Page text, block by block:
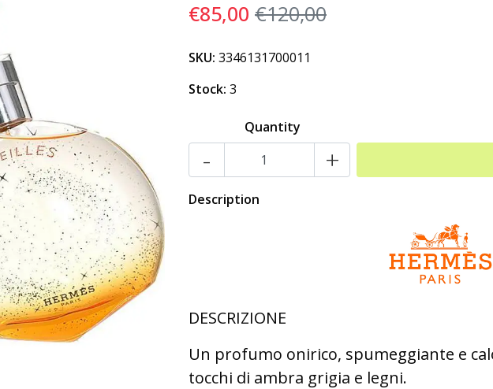
€85,00 €120,00
SKU: 3346131700011
Stock: 3
Quantity
- +
Description
DESCRIZIONE
Un profumo onirico, spumeggiante e
tocchi di ambra grigia e legni.